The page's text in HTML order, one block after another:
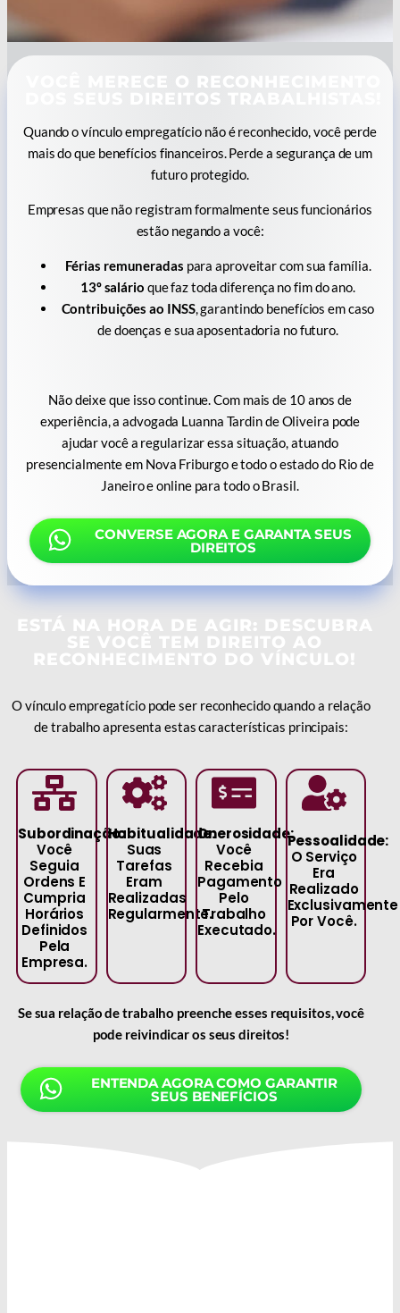
VOCÊ MERECE O RECONHECIMENTO
DOS SEUS DIREITOS TRABALHISTAS!
Quando o vínculo empregatício não é reconhecido, você perde
mais do que benefícios financeiros. Perde a segurança de um
futuro protegido.
Empresas que não registram formalmente seus funcionários
estão negando a você:
Férias remuneradas para aproveitar com sua família.
13º salário que faz toda diferença no fim do ano.
Contribuições ao INSS, garantindo benefícios em caso
de doenças e sua aposentadoria no futuro.
Não deixe que isso continue. Com mais de 10 anos de
experiência, a advogada Luanna Tardin de Oliveira pode
ajudar você a regularizar essa situação, atuando
presencialmente em Nova Friburgo e todo o estado do Rio de
Janeiro e online para todo o Brasil.
CONVERSE AGORA E GARANTA SEUS
DIREITOS
ESTÁ NA HORA DE AGIR: DESCUBRA
O vínculo empregatício pode ser reconhecido quando a relação
de trabalho apresenta estas características principais:
Subordinação:
Você
Seguia
Ordens E
Cumpria
Horários
Definidos
Pela
Empresa.
Habitualidade:
Suas
Tarefas
Eram
Realizadas
Regularmente.
Onerosidade:
Você
Recebia
Pagamento
Pelo
Trabalho
Executado.
Pessoalidade:
O Serviço
Era
Realizado
Exclusivamente
Por Você.
Se sua relação de trabalho preenche esses requisitos, você
pode reivindicar os seus direitos!
ENTENDA AGORA COMO GARANTIR
SEUS BENEFÍCIOS